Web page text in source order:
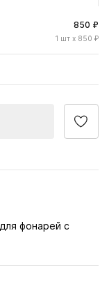
850 ₽
1 шт x 850 ₽
фонарей с